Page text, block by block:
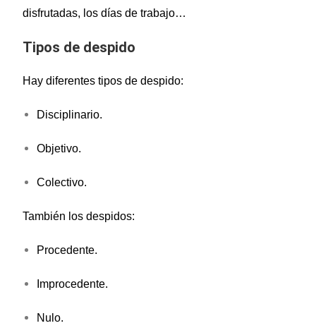
disfrutadas, los días de trabajo…
Tipos de despido
Hay diferentes tipos de despido:
Disciplinario.
Objetivo.
Colectivo.
También los despidos:
Procedente.
Improcedente.
Nulo.